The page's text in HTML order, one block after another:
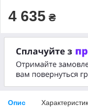
4 635 ₴
Опис